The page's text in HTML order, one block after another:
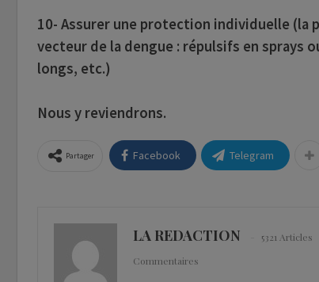
10- Assurer une protection individuelle
vecteur de la dengue : répulsifs en sprays
longs, etc.)
Nous y reviendrons.
Partager Facebook Telegram
LA REDACTION 5321 Articles
Commentaires